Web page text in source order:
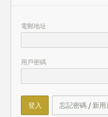
電郵地址
用戶密碼
登入 忘記密碼 / 新用